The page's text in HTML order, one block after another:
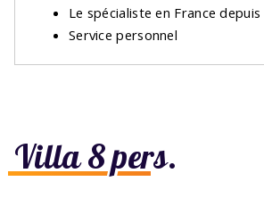
Villa 8 pers.
Le spécialiste en France depuis
Service personnel